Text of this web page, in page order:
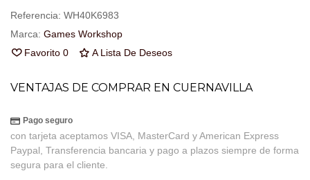
Referencia: WH40K6983
Marca: Games Workshop
Favorito 0 A Lista De Deseos
VENTAJAS DE COMPRAR EN CUERNAVILLA
Pago seguro
con tarjeta aceptamos VISA, MasterCard y American Express
Paypal, Transferencia bancaria y pago a plazos siempre de forma
segura para el cliente.